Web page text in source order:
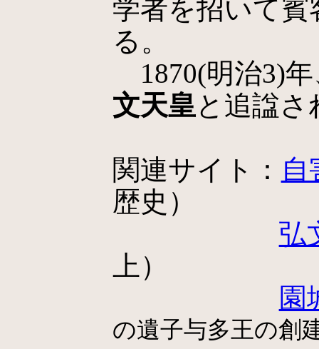
学者を招いて
る。
1870(明治3)
文天皇 と追諡さ
関連サイト： 自
歴史）
弘
上）
園
の遺子与多王の創